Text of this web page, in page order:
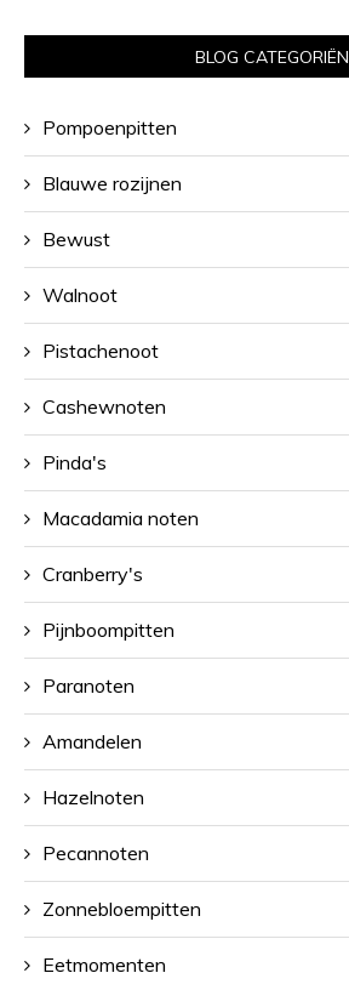
BLOG CATEGORIËN
Pompoenpitten
Blauwe rozijnen
Bewust
Walnoot
Pistachenoot
Cashewnoten
Pinda's
Macadamia noten
Cranberry's
Pijnboompitten
Paranoten
Amandelen
Hazelnoten
Pecannoten
Zonnebloempitten
Eetmomenten